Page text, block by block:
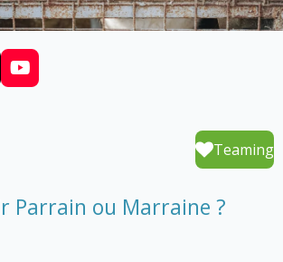
Y
o
Teaming
Parrain ou Marraine ?